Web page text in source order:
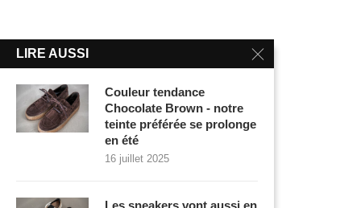
LIRE AUSSI
Couleur tendance
Chocolate Brown - notre
teinte préférée se prolonge
en été
16 juillet 2025
Les sneakers vont aussi en